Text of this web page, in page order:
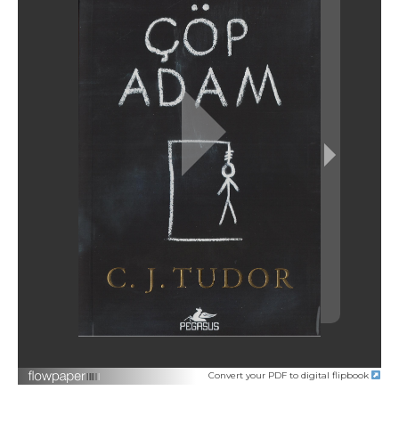
Convert your PDF to digital flipbook